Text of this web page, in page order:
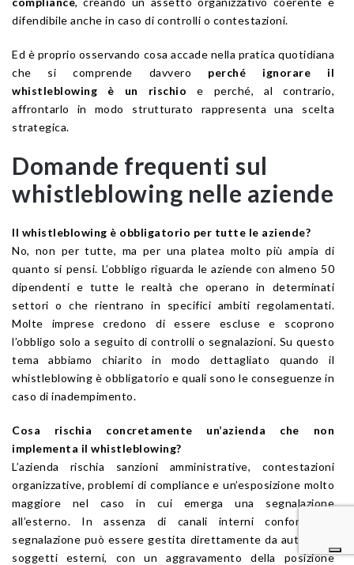
difendibile anche in caso di controlli o contestazioni.
Ed è proprio osservando cosa accade nella pratica quotidiana
che si comprende davvero perché ignorare il
whistleblowing è un rischio e perché, al contrario,
affrontarlo in modo strutturato rappresenta una scelta
strategica.
Domande frequenti sul
whistleblowing nelle aziende
Il whistleblowing è obbligatorio per tutte le aziende?
No, non per tutte, ma per una platea molto più ampia di
quanto si pensi. L’obbligo riguarda le aziende con almeno 50
dipendenti e tutte le realtà che operano in determinati
settori o che rientrano in specifici ambiti regolamentati.
Molte imprese credono di essere escluse e scoprono
l’obbligo solo a seguito di controlli o segnalazioni. Su questo
tema abbiamo chiarito in modo dettagliato quando il
whistleblowing è obbligatorio e quali sono le conseguenze in
caso di inadempimento.
Cosa rischia concretamente un’azienda che non
implementa il whistleblowing?
L’azienda rischia sanzioni amministrative, contestazioni
organizzative, problemi di compliance e un’esposizione molto
maggiore nel caso in cui emerga una segnalazione
all’esterno. In assenza di canali interni conformi, la
segnalazione può essere gestita direttamente da autorità o
soggetti esterni, con un aggravamento della posizione